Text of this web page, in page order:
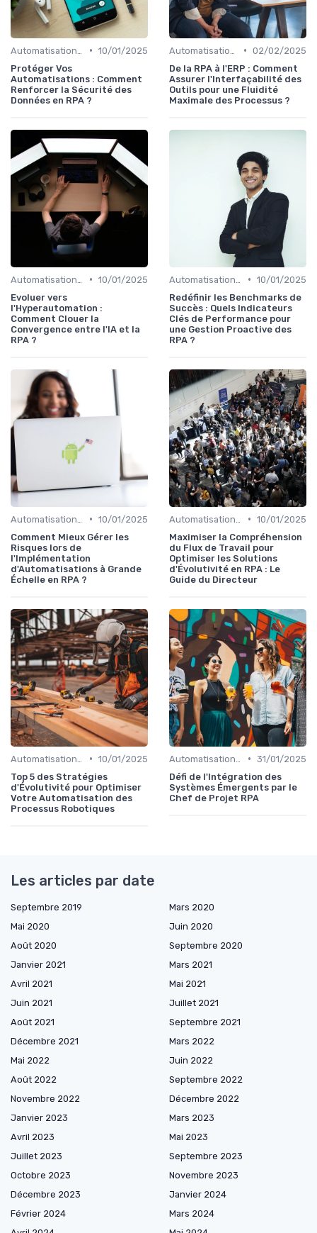
• 10/01/2025
Protéger Vos
Automatisations : Comment
Renforcer la Sécurité des
Données en RPA ?
• 02/02/2025
De la RPA à l'ERP : Comment
Assurer l'Interfaçabilité des
Outils pour une Fluidité
Maximale des Processus ?
• 10/01/2025
Evoluer vers
l'Hyperautomation :
Comment Clouer la
Convergence entre l'IA et la
RPA ?
• 10/01/2025
Redéfinir les Benchmarks de
Succès : Quels Indicateurs
Clés de Performance pour
une Gestion Proactive des
RPA ?
• 10/01/2025
Comment Mieux Gérer les
Risques lors de
l'Implémentation
d'Automatisations à Grande
Échelle en RPA ?
• 10/01/2025
Maximiser la Compréhension
du Flux de Travail pour
Optimiser les Solutions
d'Évolutivité en RPA : Le
Guide du Directeur
• 10/01/2025
Top 5 des Stratégies
d'Évolutivité pour Optimiser
Votre Automatisation des
Processus Robotiques
• 31/01/2025
Défi de l'Intégration des
Systèmes Émergents par le
Chef de Projet RPA
Les articles par date
Septembre 2019
Mars 2020
Mai 2020
Juin 2020
Août 2020
Septembre 2020
Janvier 2021
Mars 2021
Avril 2021
Mai 2021
Juin 2021
Juillet 2021
Août 2021
Septembre 2021
Décembre 2021
Mars 2022
Mai 2022
Juin 2022
Août 2022
Septembre 2022
Novembre 2022
Décembre 2022
Janvier 2023
Mars 2023
Avril 2023
Mai 2023
Juillet 2023
Septembre 2023
Octobre 2023
Novembre 2023
Décembre 2023
Janvier 2024
Février 2024
Mars 2024